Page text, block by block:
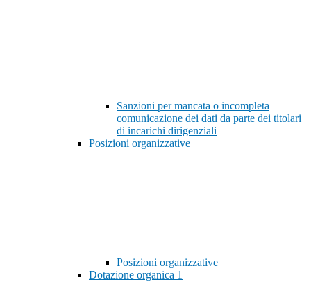
Sanzioni per mancata o incompleta
comunicazione dei dati da parte dei titolari
di incarichi dirigenziali
Posizioni organizzative
Posizioni organizzative
Dotazione organica 1